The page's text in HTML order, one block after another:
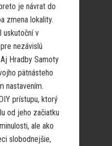
je návrat do
zmena lokality.
uskutoční v
nezávislú
Hradby Samoty
pätnásteho
nastavením.
prístupu, ktorý
od jeho začiatku
ale ako
slobodnejšie,